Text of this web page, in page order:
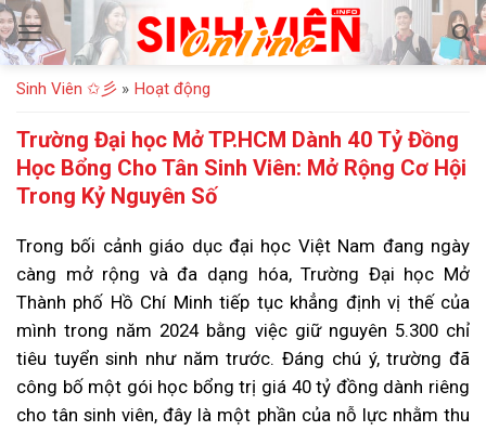
Bỏ
qua
nội
dung
Sinh Viên ✩彡 » Hoạt động
Trường Đại học Mở TP.HCM Dành 40 Tỷ Đồng
Học Bổng Cho Tân Sinh Viên: Mở Rộng Cơ Hội
Trong Kỷ Nguyên Số
Trong bối cảnh giáo dục đại học Việt Nam đang ngày
càng mở rộng và đa dạng hóa, Trường Đại học Mở
Thành phố Hồ Chí Minh tiếp tục khẳng định vị thế của
mình trong năm 2024 bằng việc giữ nguyên 5.300 chỉ
tiêu tuyển sinh như năm trước. Đáng chú ý, trường đã
công bố một gói học bổng trị giá 40 tỷ đồng dành riêng
cho tân sinh viên, đây là một phần của nỗ lực nhằm thu